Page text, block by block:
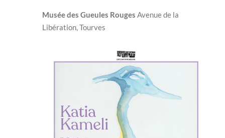
Musée des Gueules Rouges Avenue de la
Libération, Tourves